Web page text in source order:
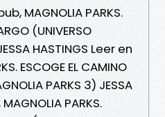
MAGNOLIA PARKS.
(UNIVERSO
HASTINGS Leer en
ESCOGE EL CAMINO
PARKS 3) JESSA
PARKS.